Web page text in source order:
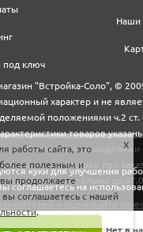
под ключ
Наши
"Встройка-Соло", ©
характер и не
положениями ч.2 ст.
товаров
с обновленными моделями
у менеджеров при
действительны до
куки для улучшения
соглашаетесь на
работы сайта, это
более полезным и
продолжаете
вы соглашаетесь с нашей
.